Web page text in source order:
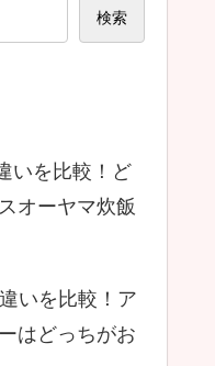
検索
いを比較！ど
オーヤマ炊飯
いを比較！ア
はどっちがお